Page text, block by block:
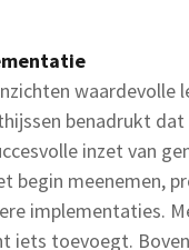
waardevolle
benadrukt
inzet van
begin meenemen,
implementaties.
iets toevoegt.